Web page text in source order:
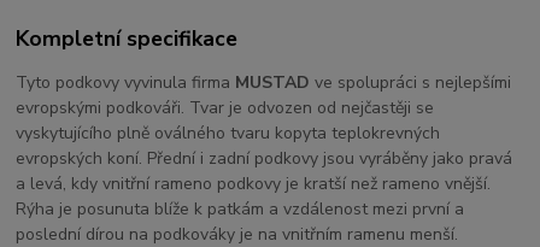
Kompletní specifikace
Tyto podkovy vyvinula firma MUSTAD ve spolupráci s nejlepšími
evropskými podkováři. Tvar je odvozen od nejčastěji se
vyskytujícího plně oválného tvaru kopyta teplokrevných
evropských koní. Přední i zadní podkovy jsou vyráběny jako pravá
a levá, kdy vnitřní rameno podkovy je kratší než rameno vnější.
Rýha je posunuta blíže k patkám a vzdálenost mezi první a
poslední dírou na podkováky je na vnitřním ramenu menší.